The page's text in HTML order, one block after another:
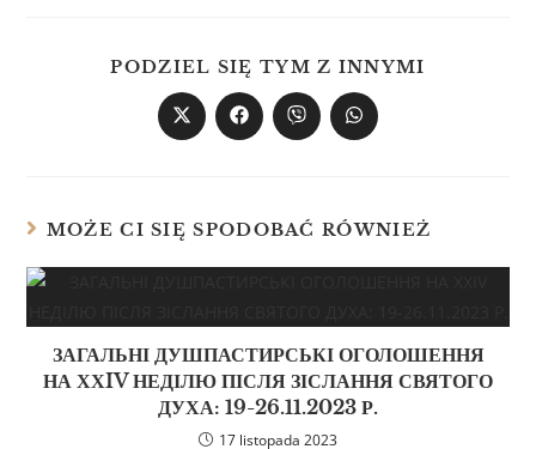
PODZIEL SIĘ TYM Z INNYMI
MOŻE CI SIĘ SPODOBAĆ RÓWNIEŻ
ЗАГАЛЬНІ ДУШПАСТИРСЬКІ ОГОЛОШЕННЯ
НА ХХIV НЕДІЛЮ ПІСЛЯ ЗІСЛАННЯ СВЯТОГО
ДУХА: 19-26.11.2023 Р.
17 listopada 2023